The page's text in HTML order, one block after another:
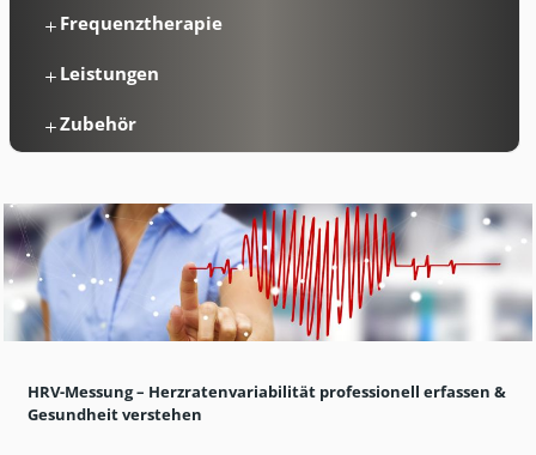
Frequenztherapie
Leistungen
Zubehör
HRV-Messung– Herzratenvariabilität professionell erfassen &
Gesundheit verstehen